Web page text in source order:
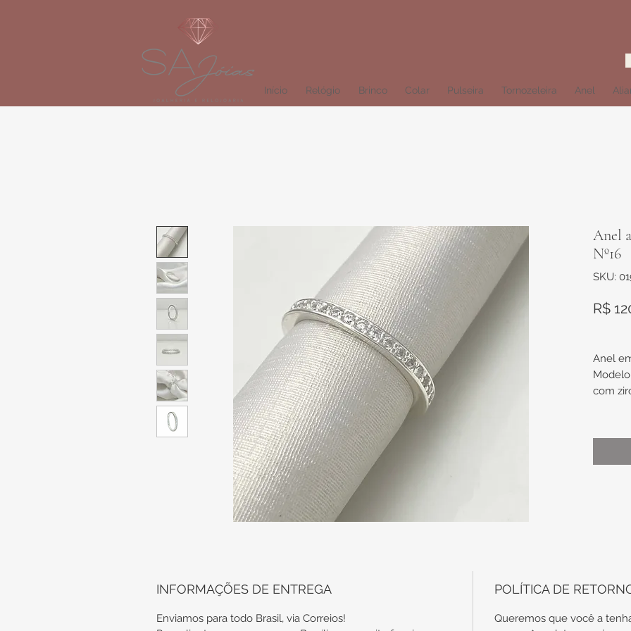
Início Relógio Brinco Colar Pulseira Tornozeleira Anel
Anel
Nº16
SKU:
R$
Anel
com
Altura
em
INFORMAÇÕES DE ENTREGA
Enviamos para todo Brasil, via Correios!
POLÍTICA DE
Queremos que você a